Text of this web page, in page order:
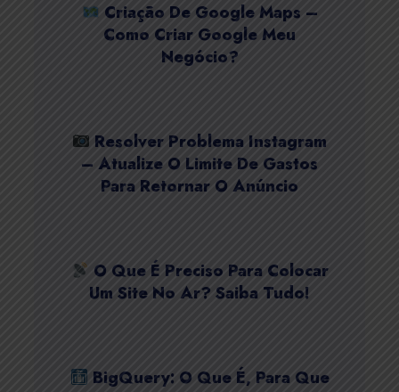
Criação De Google Maps –
Como Criar Google Meu
Negócio?
Resolver Problema Instagram
– Atualize O Limite De Gastos
Para Retornar O Anúncio
O Que É Preciso Para Colocar
Um Site No Ar? Saiba Tudo!
BigQuery: O Que É, Para Que